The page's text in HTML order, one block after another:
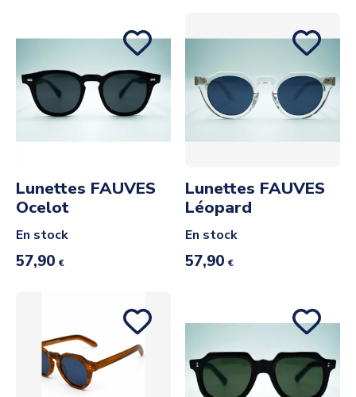
Lunettes FAUVES
Ocelot
En stock
57,90 €
Lunettes FAUVES
Léopard
En stock
57,90 €